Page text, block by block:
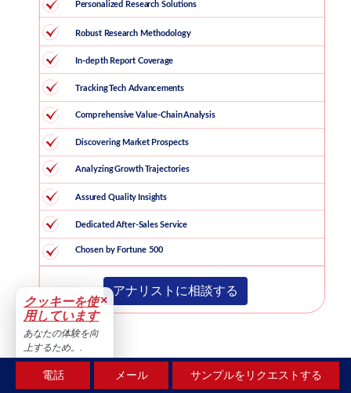
アナリストに相談する
電話 メール サンプルをリクエストする
クッキーを使
用しています
×
あなたの体験を向
上するため。.
受け入れる